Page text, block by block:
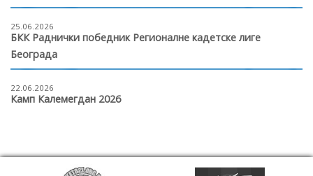
25.06.2026
БКК Раднички победник Регионалне кадетске лиге
Београда
22.06.2026
Камп Калемегдан 2026